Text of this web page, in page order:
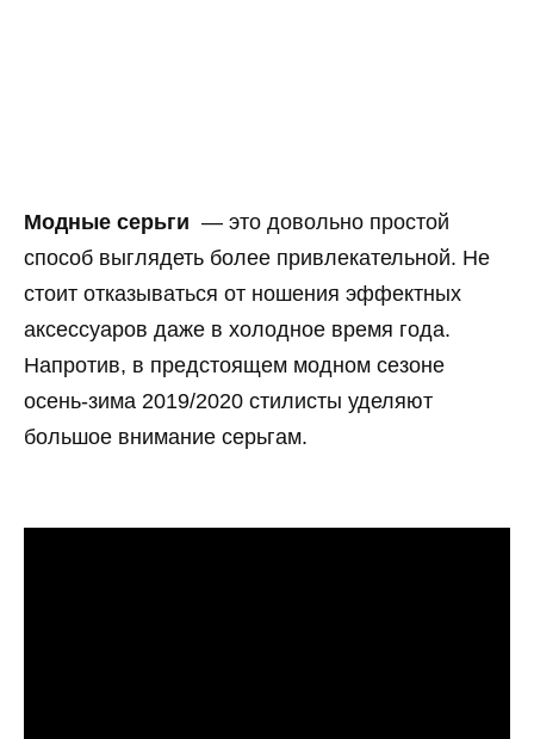
Модные серьги — это довольно простой
способ выглядеть более привлекательной. Не
стоит отказываться от ношения эффектных
аксессуаров даже в холодное время года.
Напротив, в предстоящем модном сезоне
осень-зима 2019/2020 стилисты уделяют
большое внимание серьгам.